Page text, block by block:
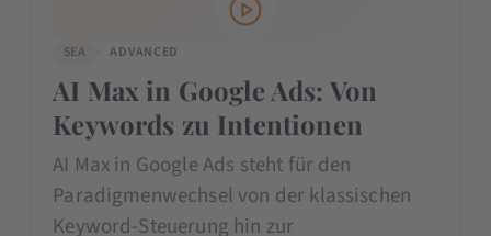
SEA ADVANCED
AI Max in Google Ads: Von
Keywords zu Intentionen
AI Max in Google Ads steht für den
Paradigmenwechsel von der klassischen
Keyword-Steuerung hin zur